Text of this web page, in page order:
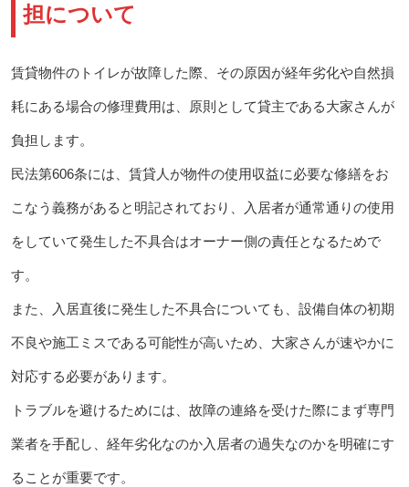
担について
賃貸物件のトイレが故障した際、その原因が経年劣化や自然損
耗にある場合の修理費用は、原則として貸主である大家さんが
負担します。
民法第606条には、賃貸人が物件の使用収益に必要な修繕をお
こなう義務があると明記されており、入居者が通常通りの使用
をしていて発生した不具合はオーナー側の責任となるためで
す。
また、入居直後に発生した不具合についても、設備自体の初期
不良や施工ミスである可能性が高いため、大家さんが速やかに
対応する必要があります。
トラブルを避けるためには、故障の連絡を受けた際にまず専門
業者を手配し、経年劣化なのか入居者の過失なのかを明確にす
ることが重要です。